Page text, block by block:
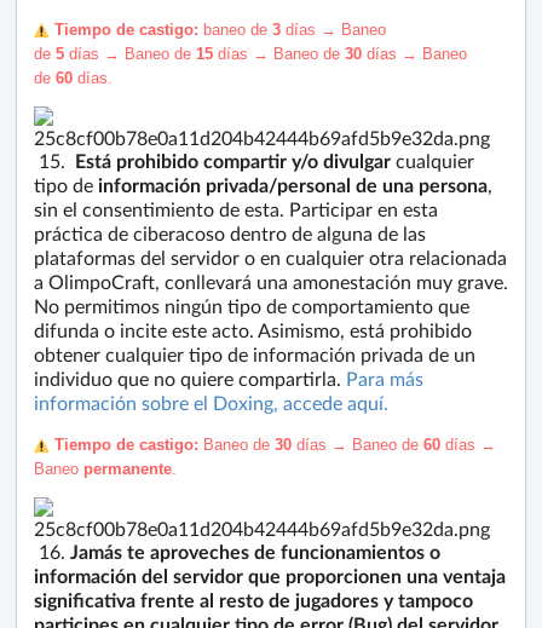
️ Tiempo de castigo: baneode3 días → Baneo
de 5 días → Baneo de 15 días → Baneo de 30 días → Baneo
de 60 días.
15. Está prohibido compartir y/o divulgar cualquier
tipo de información privada/personal de una persona,
sin el consentimiento de esta. Participar en esta
práctica de ciberacoso dentro de alguna de las
plataformas del servidor o en cualquier otra relacionada
a OlimpoCraft, conllevará una amonestación muy grave.
No permitimos ningún tipo de comportamiento que
difunda o incite este acto. Asimismo, está prohibido
obtener cualquier tipo de información privada de un
individuo que no quiere compartirla. Para más
información sobre el Doxing, accede aquí.
️ Tiempo de castigo: Baneo de30 días → Baneo de60 días →
Baneo permanente
16. Jamás te aproveches de funcionamientos o
información del servidor que proporcionen una ventaja
significativa frente al resto de jugadores y tampoco